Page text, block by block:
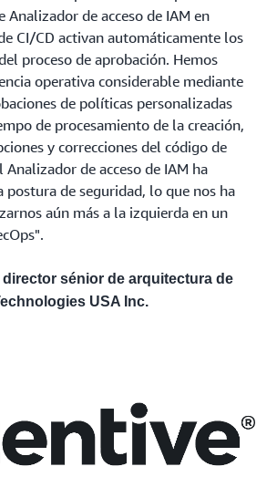
Analizador de acceso de IAM en
CI/CD activan automáticamente los
proceso de aprobación. Hemos
operativa considerable mediante
de políticas personalizadas
de procesamiento de la creación,
y correcciones del código de
de acceso de IAM ha
postura de seguridad, lo que nos ha
aún más a la izquierda en un
director sénior de arquitectura de
USA Inc.